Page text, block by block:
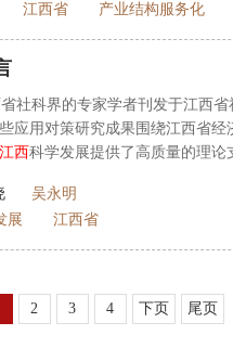
江西省 产业结构服务化
社科界的专家学者刊发于江西
应用对策研究成果围绕江西省
江西科学发展提供了高质量的理论
吴永明
展 江西省
2 3 4 下页 尾页